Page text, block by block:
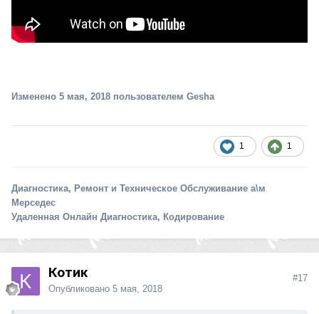
Изменено 5 мая, 2018 пользователем Gesha
1 1
Диагностика, Ремонт и Техническое Обслуживание а\м
Мерседес
Удаленная Онлайн Диагностика, Кодирование
Котик
Опубликовано 5 мая, 2018
#17